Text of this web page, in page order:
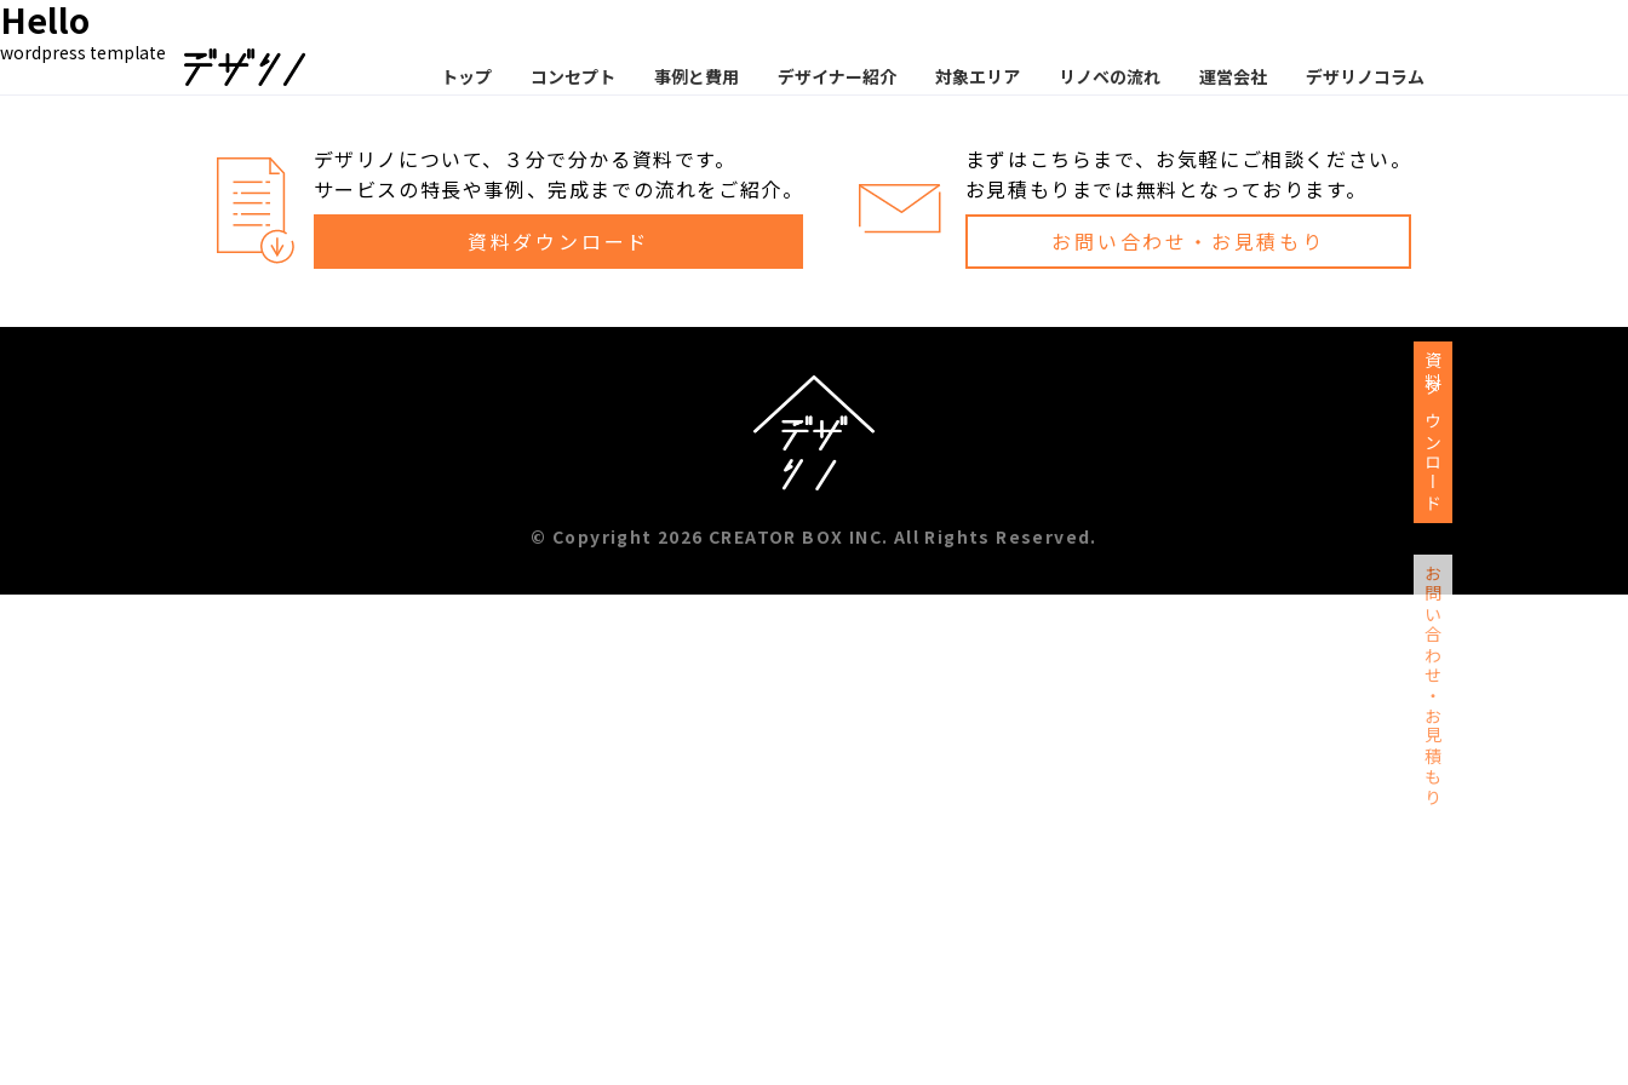
トップ コンセプト 事例と費用 デザイナー紹介 対象エリア リノベの流れ 運営会社 デザリノコラム
資料ダウンロード
お問い合わせ・お見積もり
Hello
wordpress template
デザリノについて、３分で分かる資料です。
サービスの特長や事例、完成までの流れをご紹介。
資料ダウンロード
まずはこちらまで、お気軽にご相談ください。
お見積もりまでは無料となっております。
お問い合わせ・お見積もり
© Copyright 2026 CREATOR BOX INC. All Rights Reserved.